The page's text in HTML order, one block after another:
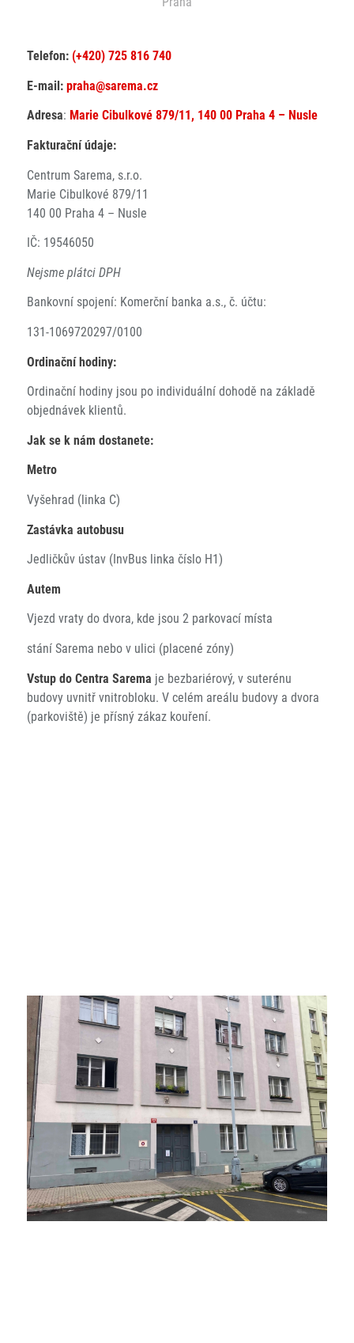
Telefon: (+420) 725 816 740
E-mail: praha@sarema.cz
Adresa: Marie Cibulkové 879/11, 140 00 Praha 4 – Nusle
Fakturační údaje:
Centrum Sarema, s.r.o.
Marie Cibulkové 879/11
140 00 Praha 4 – Nusle
IČ: 19546050
Nejsme plátci DPH
Bankovní spojení: Komerční banka a.s., č. účtu:
131-1069720297/0100
Ordinační hodiny:
Ordinační hodiny jsou po individuální dohodě na základě
objednávek klientů.
Jak se k nám dostanete:
Metro
Vyšehrad (linka C)
Zastávka autobusu
Jedličkův ústav (InvBus linka číslo H1)
Autem
Vjezd vraty do dvora, kde jsou 2 parkovací místa
stání Sarema nebo v ulici (placené zóny)
Vstup do Centra Sarema je bezbariérový, v suterénu
budovy uvnitř vnitrobloku. V celém areálu budovy a dvora
(parkoviště) je přísný zákaz kouření.